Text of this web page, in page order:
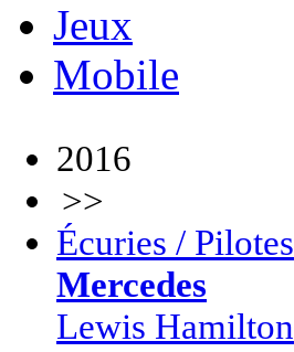
Jeux
Mobile
2016
>>
Écuries / Pilotes
Mercedes
Lewis Hamilton